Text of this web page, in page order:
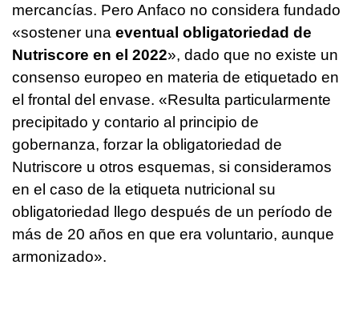
mercancías. Pero Anfaco no considera fundado
«sostener una eventual obligatoriedad de
Nutriscore en el 2022», dado que no existe un
consenso europeo en materia de etiquetado en
el frontal del envase. «Resulta particularmente
precipitado y contario al principio de
gobernanza, forzar la obligatoriedad de
Nutriscore u otros esquemas, si consideramos
en el caso de la etiqueta nutricional su
obligatoriedad llego después de un período de
más de 20 años en que era voluntario, aunque
armonizado».